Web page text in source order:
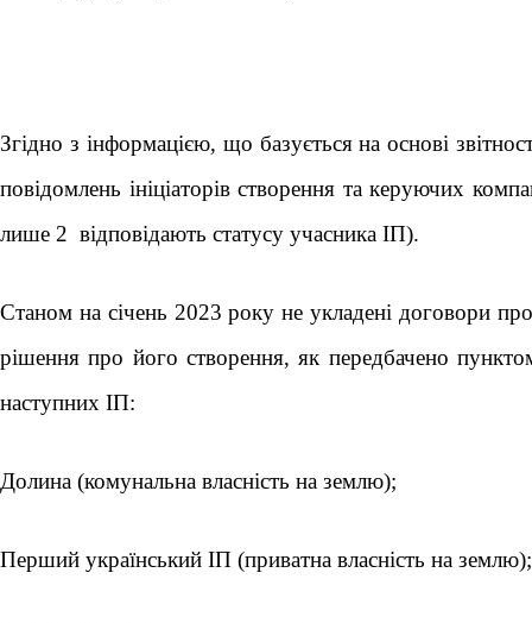
Згідно з інформацією, що базується на основі
повідомлень ініціаторів створення та керуючих
лише 2 відповідають статусу учасника ІП).
Станом на січень 2023 року не укладені договори
рішення про його створення, як передбачено
наступних ІП:
Долина (комунальна власність на землю);
Перший український ІП (приватна власність на землю);